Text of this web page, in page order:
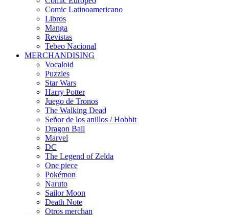
Comic Latinoamericano
Libros
Manga
Revistas
Tebeo Nacional
MERCHANDISING
Vocaloid
Puzzles
Star Wars
Harry Potter
Juego de Tronos
The Walking Dead
Señor de los anillos / Hobbit
Dragon Ball
Marvel
DC
The Legend of Zelda
One piece
Pokémon
Naruto
Sailor Moon
Death Note
Otros merchan